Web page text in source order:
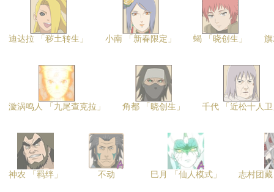
迪达拉 「秽土转生」 小南 「新春限定」 蝎 「晓创生」
漩涡鸣人 「九尾查克拉」 角都 「晓创生」 千代 「近松十人
神农 「羁绊」 不动 巳月 「仙人模式」 志村团